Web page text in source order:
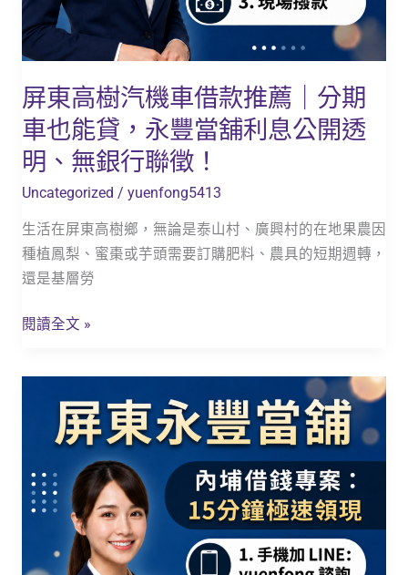
屏東高樹汽機車借款推薦｜分期
車也能貸，永豐當舖利息公開透
明、無銀行聯徵！
Uncategorized / yuenfong5413
生活在屏東高樹鄉，無論是泰山村、廣興村的在地果農因
種植鳳梨、蜜棗或芋頭需要訂購肥料、農具的短期週轉，
還是基層勞
期
車
能
貸，
永
豐
當
舖
利
息
開
聯
徵！
閱讀全文 »
用
錢】